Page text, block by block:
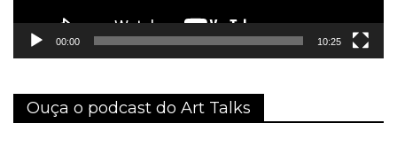
00:00 10:25
Ouça o podcast do Art Talks